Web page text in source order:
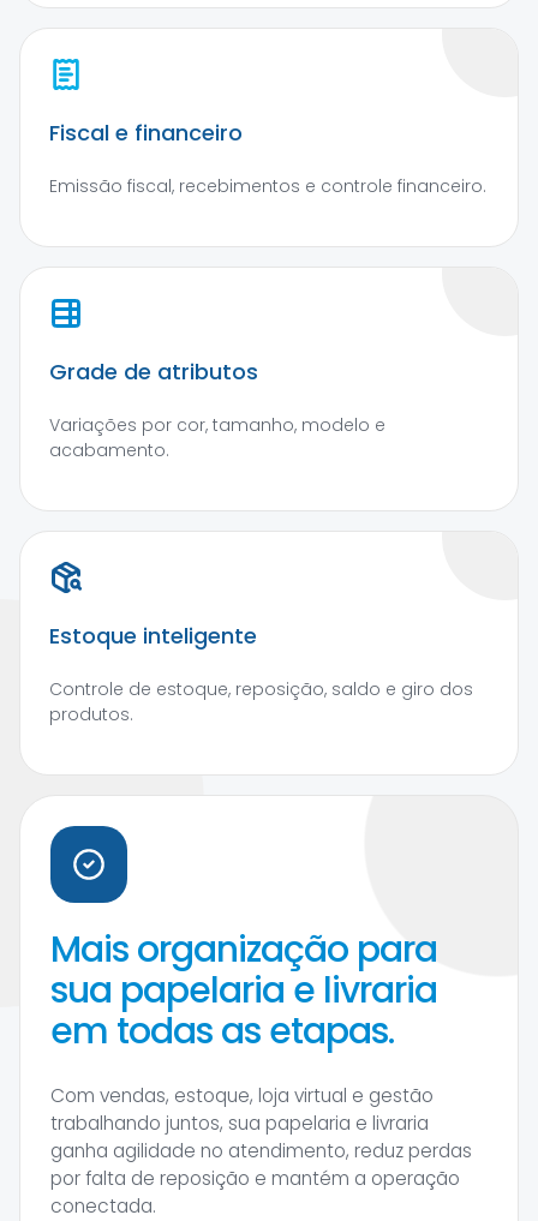
Fiscal e financeiro
Emissão fiscal, recebimentos e controle financeiro.
Grade de atributos
Variações por cor, tamanho, modelo e
acabamento.
Estoque inteligente
Controle de estoque, reposição, saldo e giro dos
produtos.
Mais organização para
sua papelaria e livraria
em todas as etapas.
Com vendas, estoque, loja virtual e gestão
trabalhando juntos, sua papelaria e livraria
ganha agilidade no atendimento, reduz perdas
por falta de reposição e mantém a operação
conectada.